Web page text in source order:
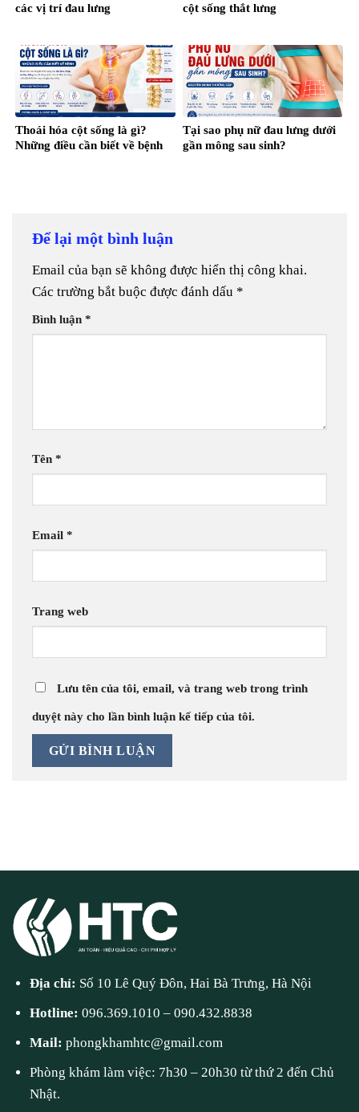
các vị trí đau lưng
cột sống thắt lưng
Thoái hóa cột sống là gì?
Những điều cần biết về bệnh
Tại sao phụ nữ đau lưng dưới
gần mông sau sinh?
Để lại một bình luận
Email của bạn sẽ không được hiển thị công khai.
Các trường bắt buộc được đánh dấu *
Bình luận *
Tên *
Email *
Trang web
Lưu tên của tôi, email, và trang web trong trình
duyệt này cho lần bình luận kế tiếp của tôi.
Địa chỉ: Số 10 Lê Quý Đôn, Hai Bà Trưng, Hà Nội
Hotline:096.369.1010 –090.432.8838
Mail:phongkhamhtc@gmail.com
Phòng khám làm việc: 7h30 – 20h30 từ thứ 2 đến Chủ
Nhật.